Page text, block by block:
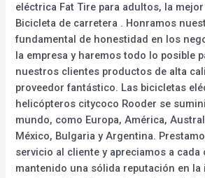
eléctrica Fat Tire para adultos, la
Bicicleta de carretera . Honramos
fundamental de honestidad en los
la empresa y haremos todo lo posible
nuestros clientes productos de alta
proveedor fantástico. Las bicicletas
helicópteros citycoco Rooder se
mundo, como Europa, América,
México, Bulgaria y Argentina.
servicio al cliente y apreciamos a cada
mantenido una sólida reputación en